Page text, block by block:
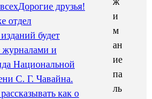
Дорогие друзья!
отдел
будет
журналами и
Национальной
С. Г. Чавайна.
как о